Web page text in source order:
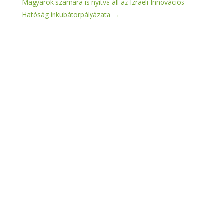
Magyarok számára is nyitva áll az Izraeli Innovációs
Hatóság inkubátorpályázata →